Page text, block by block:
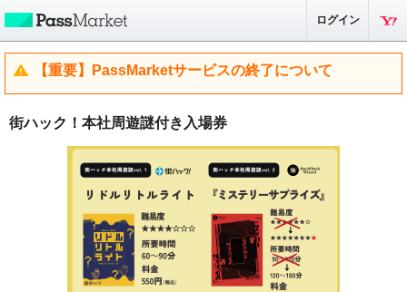
ログイン
【重要】PassMarketサービスの終了について
街ハック！本社周遊謎付き入場券